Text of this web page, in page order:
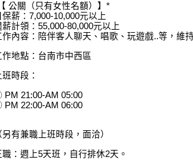
公關（只有女性名額）】*
保薪：7,000-10,000元以上
薪計領：55,000-80,000元以上
作內容：陪伴客人聊天、唱歌、玩遊戲..等，維
作地點：台南市中西區
班時段：
21:00-AM 05:00
22:00-AM 06:00
另有兼職上班時段，面洽）
職：週上5天班，自行排休2天。